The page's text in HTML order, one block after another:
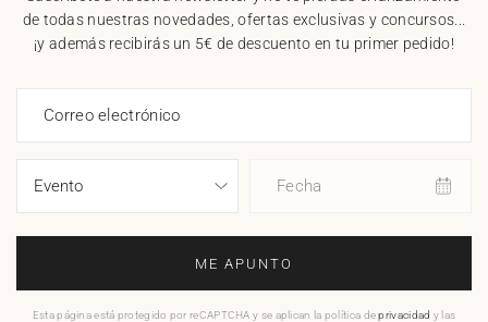
de todas nuestras novedades, ofertas exclusivas y concursos...
¡y además recibirás un 5€ de descuento en tu primer pedido!
Correo electrónico
Fecha
ME APUNTO
Esta página está protegido por reCAPTCHA y se aplican la política deprivacidad y las